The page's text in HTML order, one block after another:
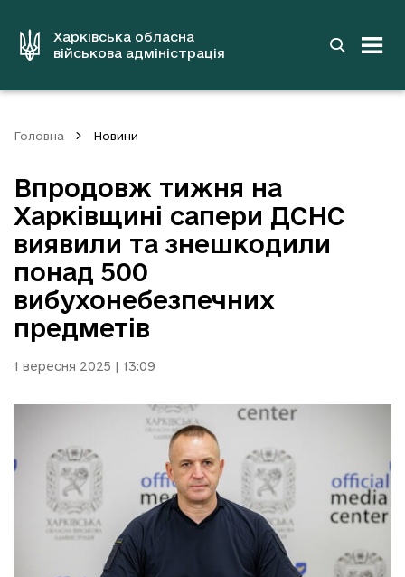
вмістуХарківська обласна
військова адміністрація
Головна Новини
Впродовж тижня на
Харківщині сапери ДСНС
виявили та знешкодили
понад 500
вибухонебезпечних
предметів
1 вересня 2025 | 13:09